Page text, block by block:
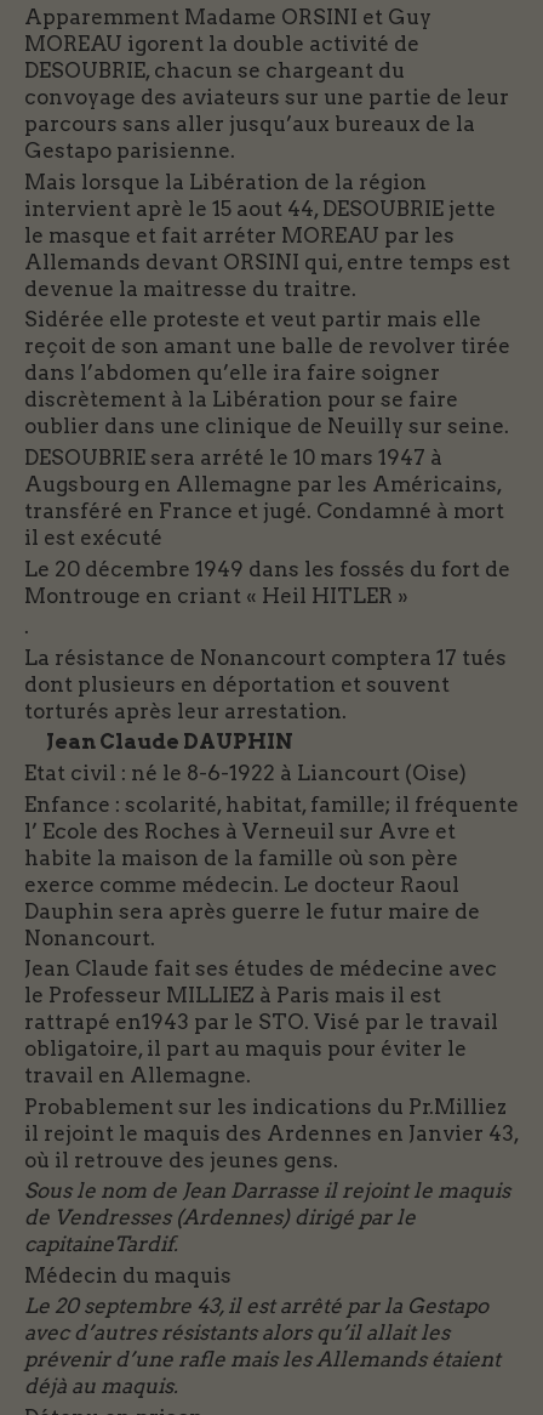
Apparemment Madame ORSINI et Guy
MOREAU igorent la double activité de
DESOUBRIE, chacun se chargeant du
convoyage des aviateurs sur une partie de leur
parcours sans aller jusqu’aux bureaux de la
Gestapo parisienne.
Mais lorsque la Libération de la région
intervient aprè le 15 aout 44, DESOUBRIE jette
le masque et fait arréter MOREAU par les
Allemands devant ORSINI qui, entre temps est
devenue la maitresse du traitre.
Sidérée elle proteste et veut partir mais elle
reçoit de son amant une balle de revolver tirée
dans l’abdomen qu’elle ira faire soigner
discrètement à la Libération pour se faire
oublier dans une clinique de Neuilly sur seine.
DESOUBRIE sera arrété le 10 mars 1947 à
Augsbourg en Allemagne par les Américains,
transféré en France et jugé. Condamné à mort
il est exécuté
Le 20 décembre 1949 dans les fossés du fort de
Montrouge en criant « Heil HITLER »
.
La résistance de Nonancourt comptera 17 tués
dont plusieurs en déportation et souvent
torturés après leur arrestation.
Jean Claude DAUPHIN
Etat civil : né le 8-6-1922 à Liancourt (Oise)
Enfance : scolarité, habitat, famille; il fréquente
l’ Ecole des Roches à Verneuil sur Avre et
habite la maison de la famille où son père
exerce comme médecin. Le docteur Raoul
Dauphin sera après guerre le futur maire de
Nonancourt.
Jean Claude fait ses études de médecine avec
le Professeur MILLIEZ à Paris mais il est
rattrapé en1943 par le STO. Visé par le travail
obligatoire, il part au maquis pour éviter le
travail en Allemagne.
Probablement sur les indications du Pr.Milliez
il rejoint le maquis des Ardennes en Janvier 43,
où il retrouve des jeunes gens.
Sous le nom de Jean Darrasse il rejoint le maquis
de Vendresses (Ardennes) dirigé par le
capitaineTardif.
Médecin du maquis
Le 20 septembre 43, il est arrêté par la Gestapo
avec d’autres résistants alors qu’il allait les
prévenir d’une rafle mais les Allemands étaient
déjà au maquis.